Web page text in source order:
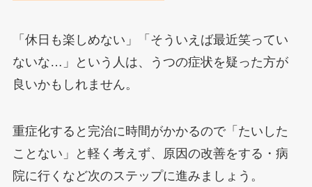
「休日も楽しめない」「そういえば最近笑ってい
ないな…」という人は、うつの症状を疑った方が
良いかもしれません。
重症化すると完治に時間がかかるので「たいした
ことない」と軽く考えず、原因の改善をする・病
院に行くなど次のステップに進みましょう。